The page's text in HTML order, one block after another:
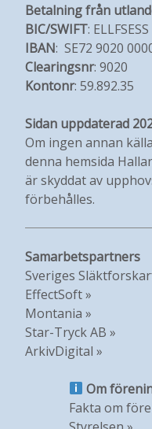
Betalning från
BIC/SWIFT: ELLFSESS
IBAN: SE72 9020
Clearingsnr: 9020
Kontonr: 59.892.35
Sidan uppdaterad
Om ingen annan
denna hemsida
är skyddat av
förbehålles.
Samarbetspartners
Sveriges
EffectSoft »
Montania »
Star-Tryck AB »
ArkivDigital »
Om
Fakta om